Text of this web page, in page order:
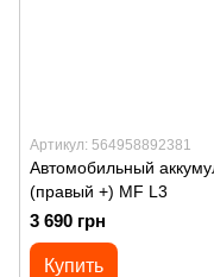
Артикул: 564958892381
Автомобильный
(правый +) MF L3
3 690 грн
Купить